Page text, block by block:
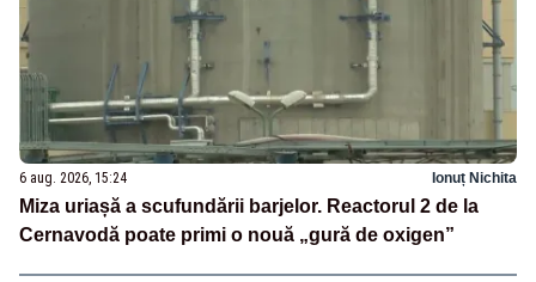
6 aug. 2026, 15:24 Ionuț Nichita
Miza uriașă a scufundării barjelor. Reactorul 2 de la
Cernavodă poate primi o nouă „gură de oxigen”